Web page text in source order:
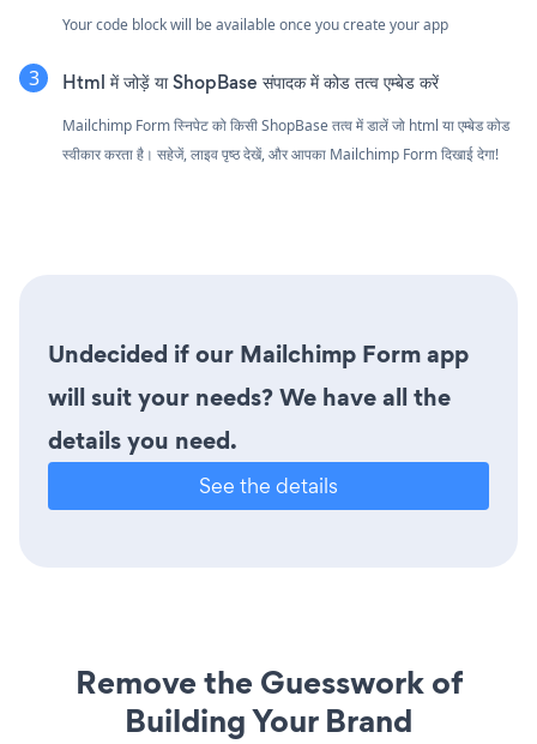
Your code block will be available once you create your app
Html में जोड़ें या ShopBase संपादक में कोड तत्व एम्बेड करें
Mailchimp Form स्निपेट को किसी ShopBase तत्व में डालें जो html या एम्बेड कोड
स्वीकार करता है। सहेजें, लाइव पृष्ठ देखें, और आपका Mailchimp Form दिखाई देगा!
Undecided if our Mailchimp Form app
will suit your needs? We have all the
details you need.
See the details
Remove the Guesswork of
Building Your Brand